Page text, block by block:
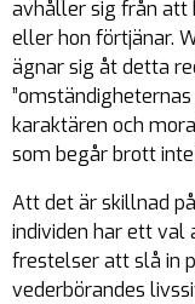
avhåller sig från att
eller hon förtjänar.
ägnar sig åt detta
karaktären och
som begår brott
Att det är skillnad
individen har ett
frestelser att slå in
vederbörandes